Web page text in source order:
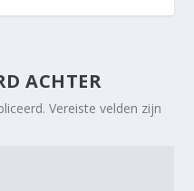
ACHTER
Vereiste velden zijn